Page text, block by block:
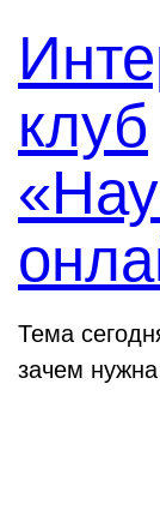
клуб
Тема
зачем